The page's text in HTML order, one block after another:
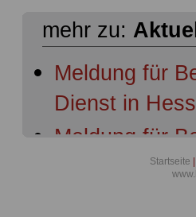
mehr zu:
Meldung für
Dienst in
Meldung für
Dienst inStartseite